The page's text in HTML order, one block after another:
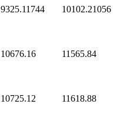
9325.11744 10102.21056
10676.16 11565.84
10725.12 11618.88